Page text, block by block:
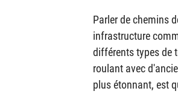
Parler de chemins
infrastructure
différents types de
roulant avec
plus étonnant, est